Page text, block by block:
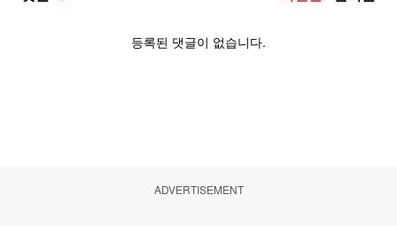
ADVERTISEMENT